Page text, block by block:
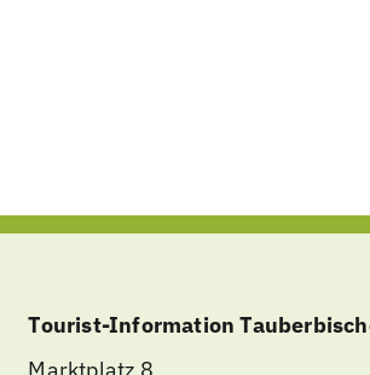
Tourist-Information
Marktplatz 8